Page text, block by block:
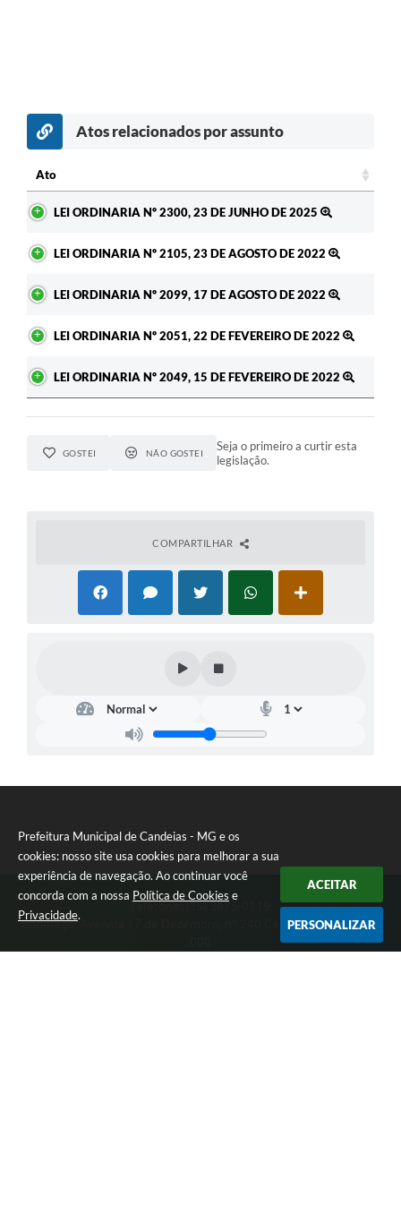
Prefeitura Municipal de Candeias - MG e os
cookies: nosso site usa cookies para melhorar a sua
experiência de navegação. Ao continuar você
concorda com a nossa Política de Cookies e
Privacidade.
ACEITAR
PERSONALIZAR
Atos relacionados por assunto
Ato
LEI ORDINARIA Nº 2300, 23 DE JUNHO DE 2025
LEI ORDINARIA Nº 2105, 23 DE AGOSTO DE 2022
LEI ORDINARIA Nº 2099, 17 DE AGOSTO DE 2022
LEI ORDINARIA Nº 2051, 22 DE FEVEREIRO DE 2022
LEI ORDINARIA Nº 2049, 15 DE FEVEREIRO DE 2022
GOSTEI NÃO GOSTEI
Seja o primeiro a curtir esta
legislação.
COMPARTILHAR
Telefone: (35) 3475-0119
Endereço: Avenida 17 de Dezembro, nº 240 Centro | CEP: 37280-